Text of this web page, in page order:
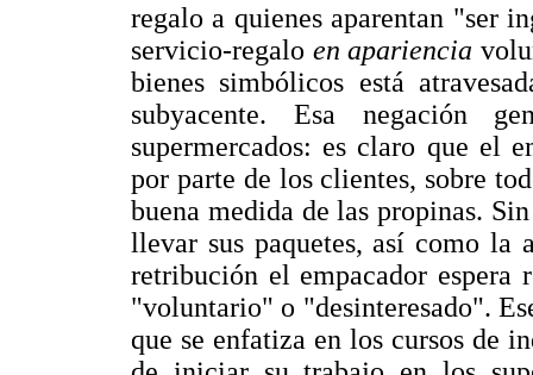
regalo a quienes aparentan "ser
servicio-regalo en apariencia
bienes simbólicos está
subyacente. Esa negación
supermercados: es claro que el
por parte de los clientes, sobre
buena medida de las propinas.
llevar sus paquetes, así como
retribución el empacador espera
"voluntario" o "desinteresado".
que se enfatiza en los cursos de